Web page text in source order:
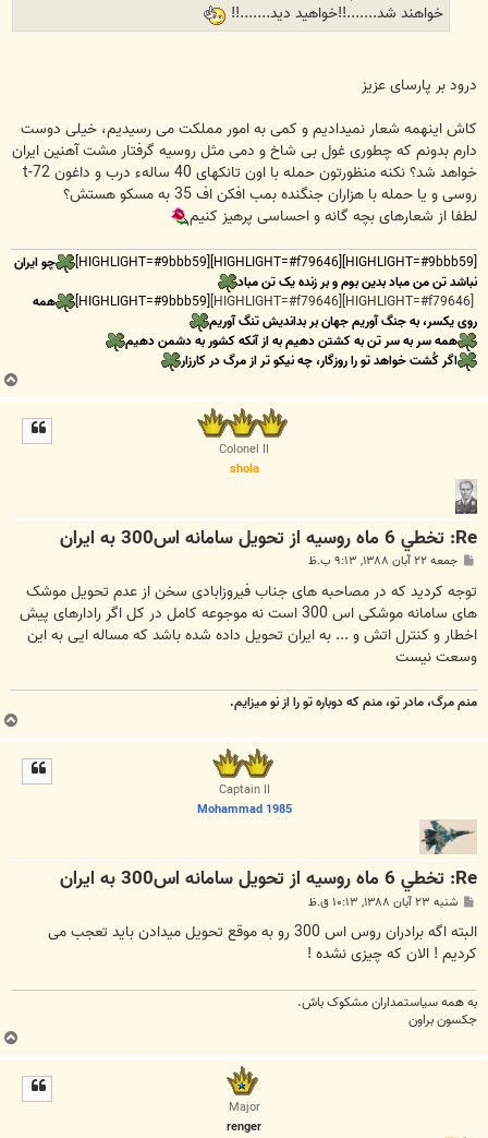
خواهند شد.......!!خواهید دید.......!!
درود بر پارسای عزیز
کاش اینهمه شعار نمیدادیم و کمی به امور مملکت می رسیدیم، خیلی دوست
دارم بدونم که چطوری غول بی شاخ و دمی مثل روسیه گرفتار مشت آهنین ایران
خواهد شد؟ نکنه منظورتون حمله با اون تانکهای 40 سالهء درب و داغون t-72
روسی و یا حمله با هزاران جنگنده بمب افکن اف 35 به مسکو هستش؟
لطفا از شعارهای بچه گانه و احساسی پرهیز کنیم
چو ایران
نباشد تن من مباد بدین بوم و بر زنده یک تن مباد
[HIGHLIGHT=#9bbb59]
همه
روی یکسر، به جنگ آوریم جهان بر بداندیش تنگ آوریم
همه سر به سر تن به کشتن دهیم به از آنکه کشور به دشمن دهیم
اگر کُشت خواهد تو را روزگار، چه نیکو تر از مرگ در کارزار
ب
ا
Colonel II
shola
Re: تخطي 6 ماه روسيه از تحويل سامانه اس300 به ايران
پ
ت
جمعه ۲۲ آبان ۱۳۸۸, ۹:۱۳ ب.ظ
توجه کردید که در مصاحبه های جناب فیروزابادی سخن از عدم تحویل موشک
های سامانه موشکی اس 300 است نه موجوعه کامل در کل اگر رادارهای پیش
اخطار و کنترل اتش و ... به ایران تحویل داده شده باشد که مساله ایی به این
وسعت نیست
منم مرگ، مادر تو، منم که دوباره تو را از نو میزایم.
ب
ا
Captain II
Mohammad 1985
Re: تخطي 6 ماه روسيه از تحويل سامانه اس300 به ايران
پ
ت
شنبه ۲۳ آبان ۱۳۸۸, ۱۰:۱۳ ق.ظ
البته اگه برادران روس اس 300 رو به موقع تحویل میدادن باید تعجب می
کردیم ! الان که چیزی نشده !
به همه سياستمداران مشکوک باش.
جکسون براون
ب
ا
Major
renger